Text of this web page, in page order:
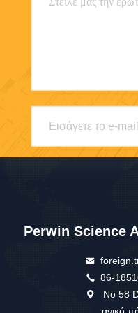
Perwin Science
86-
Νο 58